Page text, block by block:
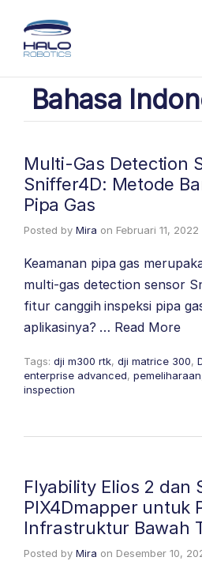
Bahasa
Multi-Gas Detection
Sniffer4D: Metode
Pipa Gas
Posted by Mira on Februari 11, 2022
Keamanan pipa gas
multi-gas detection sensor
fitur canggih inspeksi pipa
aplikasinya? … Read More
Tags: dji m300 rtk, dji matrice 300,
enterprise advanced, pemeliharaan
inspection
Flyability Elios 2 dan
PIX4Dmapper untuk
Infrastruktur Bawah
Posted by Mira on Desember 10,